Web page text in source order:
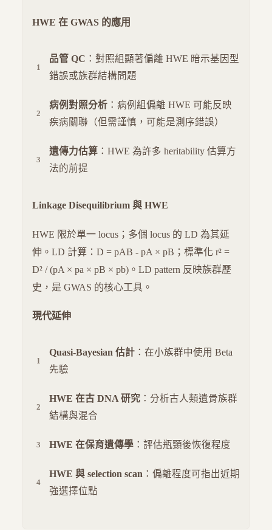
HWE 在 GWAS 的應用
品管 QC ：對照組顯著偏離 HWE 暗示基因型
錯誤或族群結構問題
病例對照分析 ：病例組偏離 HWE 可能反映
疾病關聯（但需謹慎，可能是測序錯誤）
遺傳力估算 ：HWE 為許多 heritability 估算方
法的前提
Linkage Disequilibrium 與 HWE
HWE 限於單一 locus；多個 locus 的 LD 為其延
伸。LD 計算：D = pAB - pA × pB；標準化 r² =
D² / (pA × pa × pB × pb)。LD pattern 反映族群歷
史，是 GWAS 的核心工具。
現代延伸
Quasi-Bayesian 估計 ：在小族群中使用 Beta
先驗
HWE 在古 DNA 研究 ：分析古人類遺骨族群
結構與混合
HWE 在保育遺傳學 ：評估瓶頸後恢復程度
HWE 與 selection scan ：偏離程度可指出近期
強選擇位點